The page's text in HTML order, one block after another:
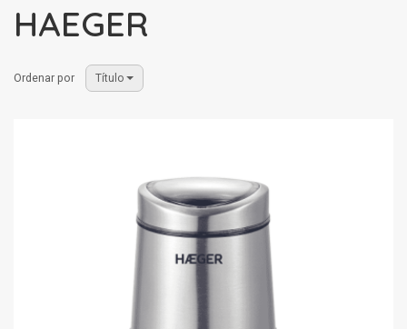
HAEGER
Ordenar por Título